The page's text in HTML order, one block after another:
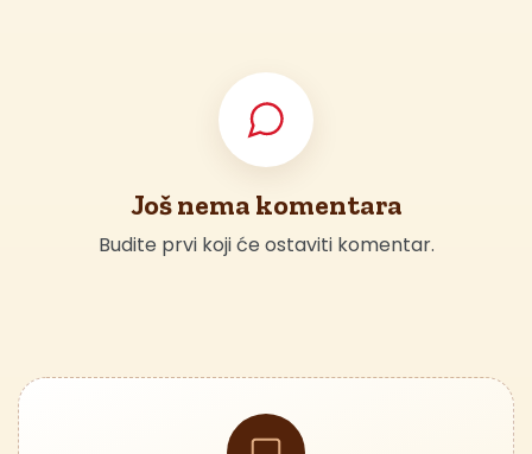
Još nema komentara
Budite prvi koji će ostaviti komentar.